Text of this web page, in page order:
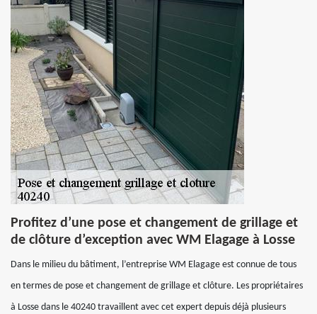
Profitez d’une pose et changement de grillage et
de clôture d’exception avec WM Elagage à Losse
Dans le milieu du bâtiment, l’entreprise WM Elagage est connue de tous
en termes de pose et changement de grillage et clôture. Les propriétaires
à Losse dans le 40240 travaillent avec cet expert depuis déjà plusieurs